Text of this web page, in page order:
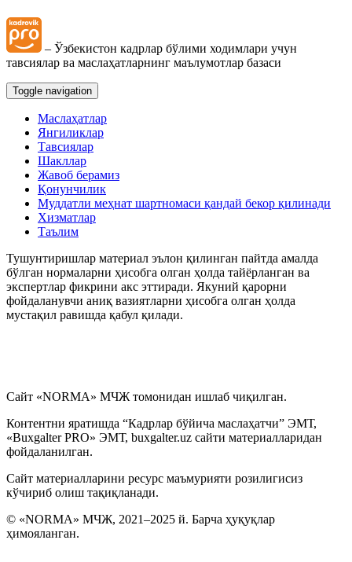
– Ўзбекистон кадрлар бўлими ходимлари учун
тавсиялар ва маслаҳатларнинг маълумотлар базаси
Toggle navigation
Маслаҳатлар
Янгиликлар
Тавсиялар
Шакллар
Жавоб берамиз
Қонунчилик
Муддатли меҳнат шартномаси қандай бекор қилинади
Хизматлар
Таълим
Тушунтиришлар материал эълон қилинган пайтда амалда
бўлган нормаларни ҳисобга олган ҳолда тайёрланган ва
экспертлар фикрини акс эттиради. Якуний қарорни
фойдаланувчи аниқ вазиятларни ҳисобга олган ҳолда
мустақил равишда қабул қилади.
Сайт «NORMA» МЧЖ томонидан ишлаб чиқилган.
Контентни яратишда “Кадрлар бўйича маслаҳатчи” ЭМТ,
«Buxgalter PRO» ЭМТ, buxgalter.uz сайти материалларидан
фойдаланилган.
Сайт материалларини ресурс маъмурияти розилигисиз
кўчириб олиш тақиқланади.
© «NORMA» МЧЖ, 2021–2025 й. Барча ҳуқуқлар
ҳимояланган.